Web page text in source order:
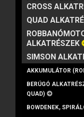
CROSS
QUAD
ALKATRÉSZEK
SIMSON
AKKUMULÁTOR
BERÚGÓ
QUAD)
BOWDENEK,